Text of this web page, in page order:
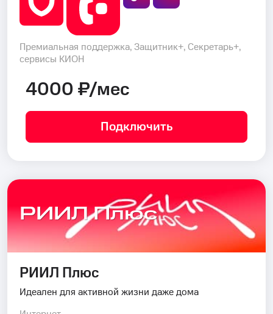
Премиальная поддержка, Защитник+, Секретарь+,
сервисы КИОН
4000 ₽/мес
Подключить
РИИЛ Плюс
РИИЛ Плюс
Идеален для активной жизни даже дома